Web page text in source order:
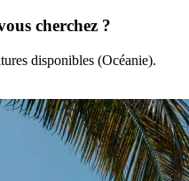
cherchez ?
disponibles (Océanie).